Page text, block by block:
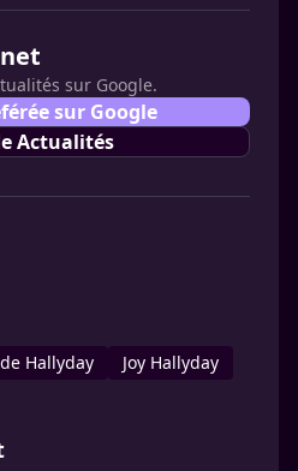
sur Google.
sur Google
Actualités
Hallyday
Joy Hallyday